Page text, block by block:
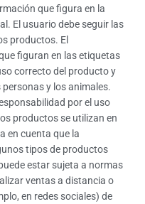
que figura en la
El usuario debe seguir las
productos. El
figuran en las etiquetas
correcto del producto y
y los animales.
por el uso
productos se utilizan en
en cuenta que la
tipos de productos
estar sujeta a normas
ventas a distancia o
en redes sociales) de